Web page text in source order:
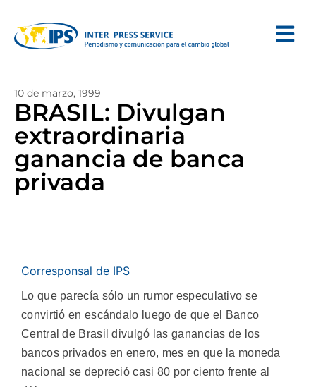
10 de marzo, 1999
BRASIL: Divulgan
extraordinaria
ganancia de banca
privada
Corresponsal de IPS
Lo que parecía sólo un rumor especulativo se
convirtió en escándalo luego de que el Banco
Central de Brasil divulgó las ganancias de los
bancos privados en enero, mes en que la moneda
nacional se depreció casi 80 por ciento frente al